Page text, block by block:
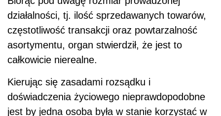
działalności, tj. ilość sprzedawanych towarów,
częstotliwość transakcji oraz powtarzalność
asortymentu, organ stwierdził, że jest to
całkowicie nierealne.
Kierując się zasadami rozsądku i
doświadczenia życiowego nieprawdopodobne
jest by jedna osoba była w stanie korzystać w